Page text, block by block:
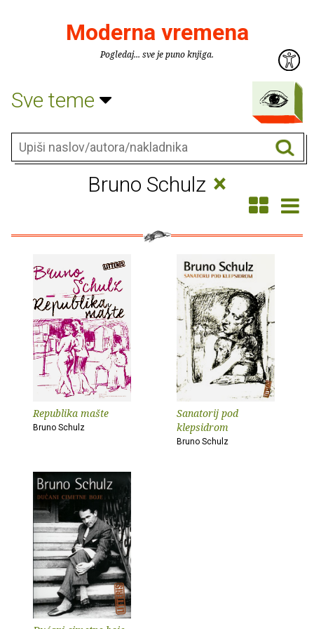
Moderna vremena
Pogledaj... sve je puno knjiga.
Sve teme
Bruno Schulz ×
Republika mašte
Bruno Schulz
Sanatorij pod
klepsidrom
Bruno Schulz